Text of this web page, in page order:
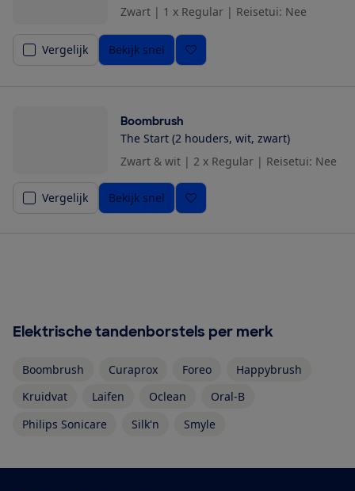
Zwart | 1 x Regular | Reisetui: Nee
Vergelijk Bekijk snel
Boombrush
The Start (2 houders, wit, zwart)
Zwart & wit | 2 x Regular | Reisetui: Nee
Vergelijk Bekijk snel
Elektrische tandenborstels per merk
Boombrush Curaprox Foreo
Happybrush
Kruidvat
Laifen Oclean
Oral-B
Philips Sonicare
Silk'n Smyle